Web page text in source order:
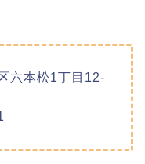
六本松1丁目12-